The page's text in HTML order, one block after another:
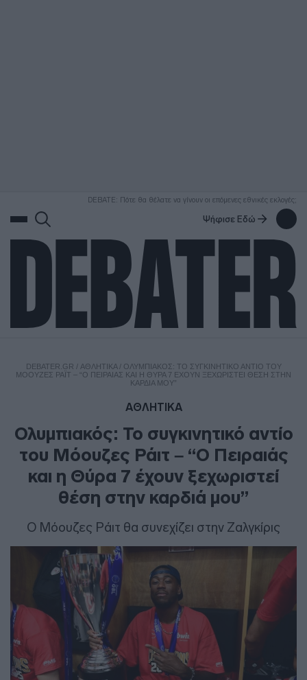
DEBATE: Πότε θα θέλατε να γίνουν οι επόμενες εθνικές εκλογές;
Ψήφισε Εδώ
DEBATER.GR / ΑΘΛΗΤΙΚΑ/ ΟΛΥΜΠΙΑΚΌΣ: ΤΟ ΣΥΓΚΙΝΗΤΙΚΌ ΑΝΤΊΟ ΤΟΥ
ΜΌΟΥΖΕΣ ΡΆΙΤ – “Ο ΠΕΙΡΑΙΆΣ ΚΑΙ Η ΘΎΡΑ 7 ΈΧΟΥΝ ΞΕΧΩΡΙΣΤΕΊ ΘΈΣΗ ΣΤΗΝ
ΚΑΡΔΙΆ ΜΟΥ”
ΑΘΛΗΤΙΚΑ
Ολυμπιακός: Το συγκινητικό αντίο
του Μόουζες Ράιτ – “Ο Πειραιάς
και η Θύρα 7 έχουν ξεχωριστεί
θέση στην καρδιά μου”
Ο Μόουζες Ράιτ θα συνεχίζει στην Ζαλγκίρις